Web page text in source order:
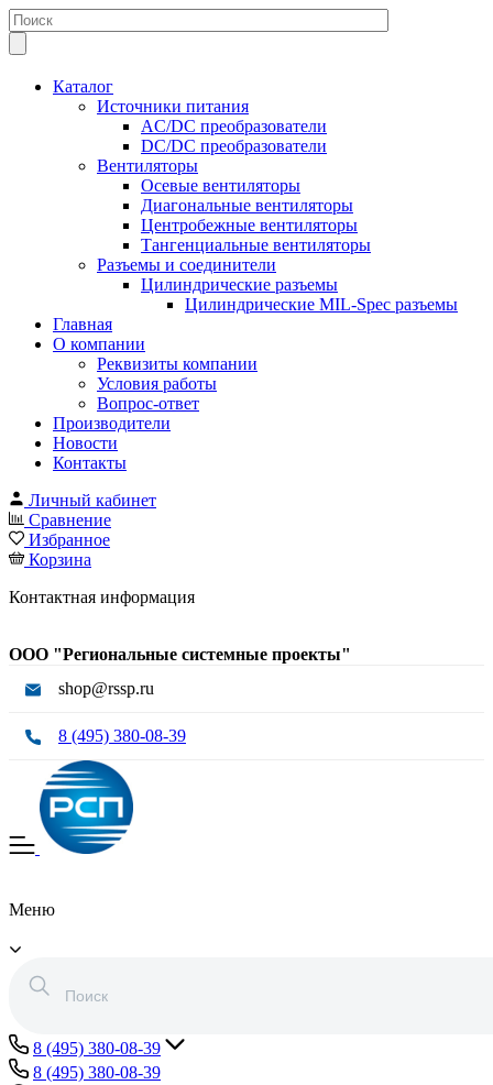
Каталог
Источники питания
AC/DC преобразователи
DC/DC преобразователи
Вентиляторы
Осевые вентиляторы
Диагональные вентиляторы
Центробежные вентиляторы
Тангенциальные вентиляторы
Разъемы и соединители
Цилиндрические разъемы
Цилиндрические MIL-Spec разъемы
Главная
О компании
Реквизиты компании
Условия работы
Вопрос-ответ
Производители
Новости
Контакты
Личный кабинет
Сравнение
Избранное
Корзина
Контактная информация
ООО "Региональные системные проекты"
shop@rssp.ru
8 (495) 380-08-39
Меню
8 (495) 380-08-39
8 (495) 380-08-39